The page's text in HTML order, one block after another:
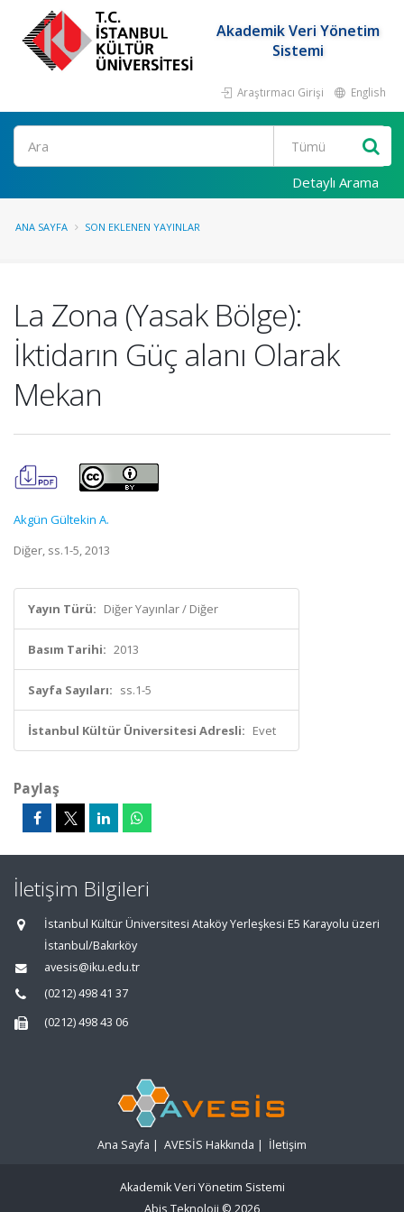
Akademik Veri Yönetim
Sistemi
Araştırmacı Girişi English
Ara
Detaylı Arama
ANA SAYFA SON EKLENEN YAYINLAR
La Zona (Yasak Bölge):
İktidarın Güç alanı Olarak
Mekan
Akgün Gültekin A.
Diğer, ss.1-5, 2013
Yayın Türü: Diğer Yayınlar / Diğer
Basım Tarihi: 2013
Sayfa Sayıları: ss.1-5
İstanbul Kültür Üniversitesi Adresli: Evet
Paylaş
İletişim Bilgileri
İstanbul Kültür Üniversitesi Ataköy Yerleşkesi E5 Karayolu üzeri
İstanbul/Bakırköy
avesis@iku.edu.tr
(0212) 498 41 37
(0212) 498 43 06
Ana Sayfa | AVESİS Hakkında | İletişim
Akademik Veri Yönetim Sistemi
Abis Teknoloji © 2026